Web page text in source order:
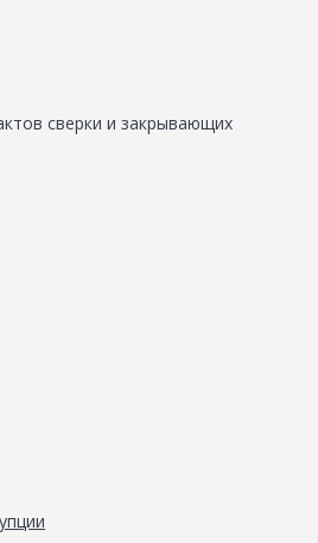
сверки и закрывающих